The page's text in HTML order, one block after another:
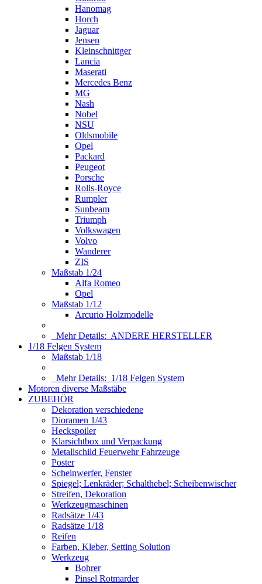
Hanomag
Horch
Jaguar
Jensen
Kleinschnittger
Lancia
Maserati
Mercedes Benz
MG
Nash
Nobel
NSU
Oldsmobile
Opel
Packard
Peugeot
Porsche
Rolls-Royce
Rumpler
Sunbeam
Triumph
Volkswagen
Volvo
Wanderer
ZIS
Maßstab 1/24
Alfa Romeo
Opel
Maßstab 1/12
Arcurio Holzmodelle
Mehr Details: ANDERE HERSTELLER
1/18 Felgen System
Maßstab 1/18
Mehr Details: 1/18 Felgen System
Motoren diverse Maßstäbe
ZUBEHÖR
Dekoration verschiedene
Dioramen 1/43
Heckspoiler
Klarsichtbox und Verpackung
Metallschild Feuerwehr Fahrzeuge
Poster
Scheinwerfer, Fenster
Spiegel; Lenkräder; Schalthebel; Scheibenwischer
Streifen, Dekoration
Werkzeugmaschinen
Radsätze 1/43
Radsätze 1/18
Reifen
Farben, Kleber, Setting Solution
Werkzeug
Bohrer
Pinsel Rotmarder